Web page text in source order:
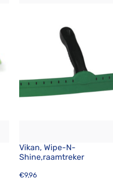
Vikan, Wipe-N-
Shine,raamtreker
€9,96